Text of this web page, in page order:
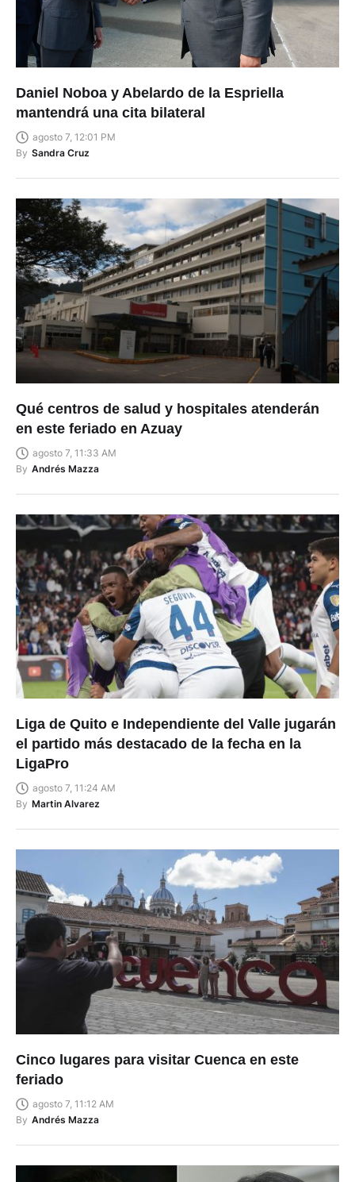
Daniel Noboa y Abelardo de la Espriella
mantendrá una cita bilateral
agosto 7, 12:01 PM
By Sandra Cruz
Qué centros de salud y hospitales atenderán
en este feriado en Azuay
agosto 7, 11:33 AM
By Andrés Mazza
Liga de Quito e Independiente del Valle jugarán
el partido más destacado de la fecha en la
LigaPro
agosto 7, 11:24 AM
By Martin Alvarez
Cinco lugares para visitar Cuenca en este
feriado
agosto 7, 11:12 AM
By Andrés Mazza